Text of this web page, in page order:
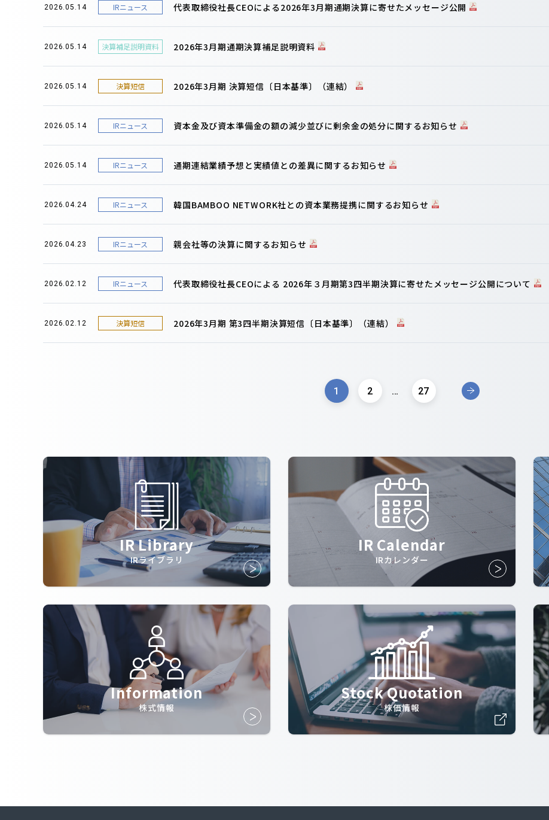
2026.05.14 IRニュース 代表取締役社長CEOによる2026年3月期通期決算に寄せたメッセージ公開
2026.05.14 決算補足説明資料 2026年3月期通期決算補足説明資料
2026.05.14 決算短信 2026年3月期 決算短信〔日本基準〕（連結）
2026.05.14 IRニュース 資本金及び資本準備金の額の減少並びに剰余金の処分に関するお知らせ
2026.05.14 IRニュース 通期連結業績予想と実績値との差異に関するお知らせ
2026.04.24 IRニュース 韓国BAMBOO NETWORK社との資本業務提携に関するお知らせ
2026.04.23 IRニュース 親会社等の決算に関するお知らせ
2026.02.12 IRニュース 代表取締役社長CEOによる 2026年３月期第3四半期決算に寄せたメッセージ公開について
2026.02.12 決算短信 2026年3月期 第3四半期決算短信〔日本基準〕（連結）
1 2 … 27
IR Library
IRライブラリ
IR Calendar
IRカレンダー
Information
株式情報
Stock Quotation
株価情報